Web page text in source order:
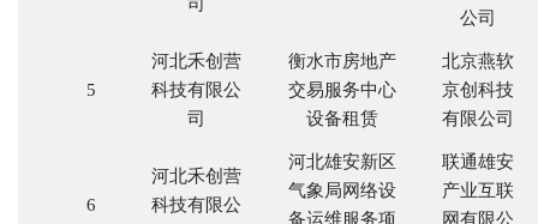
公司
5
河北禾创营
科技有限公
司
衡水市房地产
交易服务中心
设备租赁
北京燕软
京创科技
有限公司
6
河北禾创营
科技有限公
河北雄安新区
气象局网络设
备运维服务项
联通雄安
产业互联
网有限公